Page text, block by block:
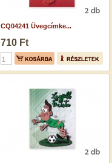
CQ04241 Üvegcímke...
710 Ft